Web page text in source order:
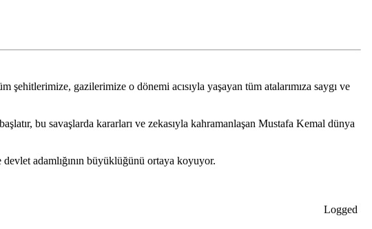
şehitlerimize, gazilerimize o dönemi acısıyla yaşayan tüm atalarımıza saygı ve
bu savaşlarda kararları ve zekasıyla kahramanlaşan Mustafa Kemal dünya
adamlığının büyüklüğünü ortaya koyuyor.
Logged